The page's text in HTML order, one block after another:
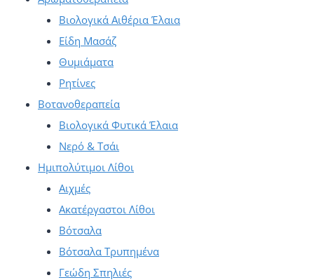
μπορούν
να
στη
του
προϊόντος
Βιολογικά Αιθέρια Έλαια
Είδη Μασάζ
Θυμιάματα
Ρητίνες
Βοτανοθεραπεία
Βιολογικά Φυτικά Έλαια
Νερό & Τσάι
Ημιπολύτιμοι Λίθοι
Αιχμές
Ακατέργαστοι Λίθοι
Βότσαλα
Βότσαλα Τρυπημένα
Γεώδη Σπηλιές